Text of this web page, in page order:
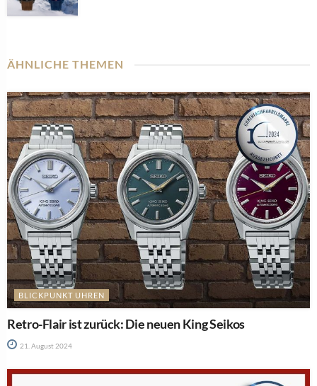
ÄHNLICHE THEMEN
BLICKPUNKT UHREN
Retro-Flair ist zurück: Die neuen King Seikos
21. August 2024